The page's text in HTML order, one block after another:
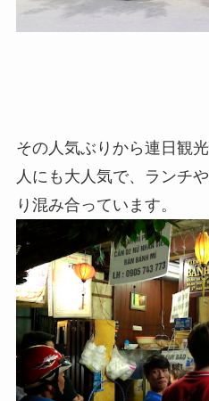
その人気ぶりから連日観
人にも大人気で、ランチ
り混み合っています。